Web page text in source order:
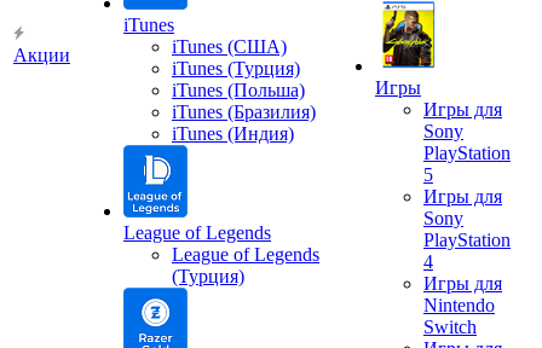
Акции
iTunes
iTunes (США)
iTunes (Турция)
iTunes (Польша)
iTunes (Бразилия)
iTunes (Индия)
League of Legends
League of Legends
(Турция)
Игры
Игры для
Sony
PlayStation
5
Игры для
Sony
PlayStation
4
Игры для
Nintendo
Switch